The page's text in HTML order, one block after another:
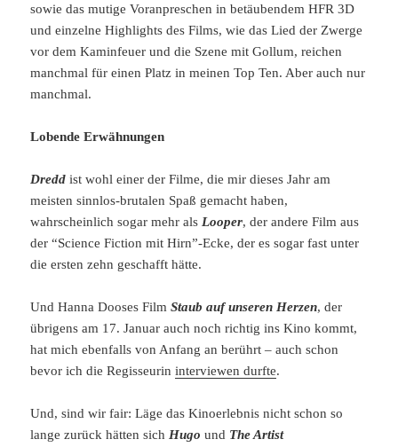
sowie das mutige Voranpreschen in betäubendem HFR 3D
und einzelne Highlights des Films, wie das Lied der Zwerge
vor dem Kaminfeuer und die Szene mit Gollum, reichen
manchmal für einen Platz in meinen Top Ten. Aber auch nur
manchmal.
Lobende Erwähnungen
Dredd ist wohl einer der Filme, die mir dieses Jahr am
meisten sinnlos-brutalen Spaß gemacht haben,
wahrscheinlich sogar mehr als Looper, der andere Film aus
der “Science Fiction mit Hirn”-Ecke, der es sogar fast unter
die ersten zehn geschafft hätte.
Und Hanna Dooses FilmStaub auf unseren Herzen, der
übrigens am 17. Januar auch noch richtig ins Kino kommt,
hat mich ebenfalls von Anfang an berührt – auch schon
bevor ich die Regisseurininterviewen durfte.
Und, sind wir fair: Läge das Kinoerlebnis nicht schon so
lange zurück hätten sich Hugo und The Artist